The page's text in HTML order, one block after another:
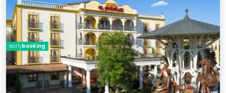
earlybooking